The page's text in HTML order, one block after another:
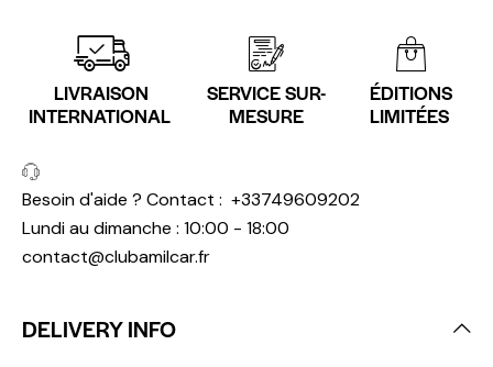
LIVRAISON
INTERNATIONAL
SERVICE SUR-
MESURE
ÉDITIONS
LIMITÉES
Besoin d'aide ? Contact : +33749609202
Lundi au dimanche : 10:00 - 18:00
contact@clubamilcar.fr
DELIVERY INFO